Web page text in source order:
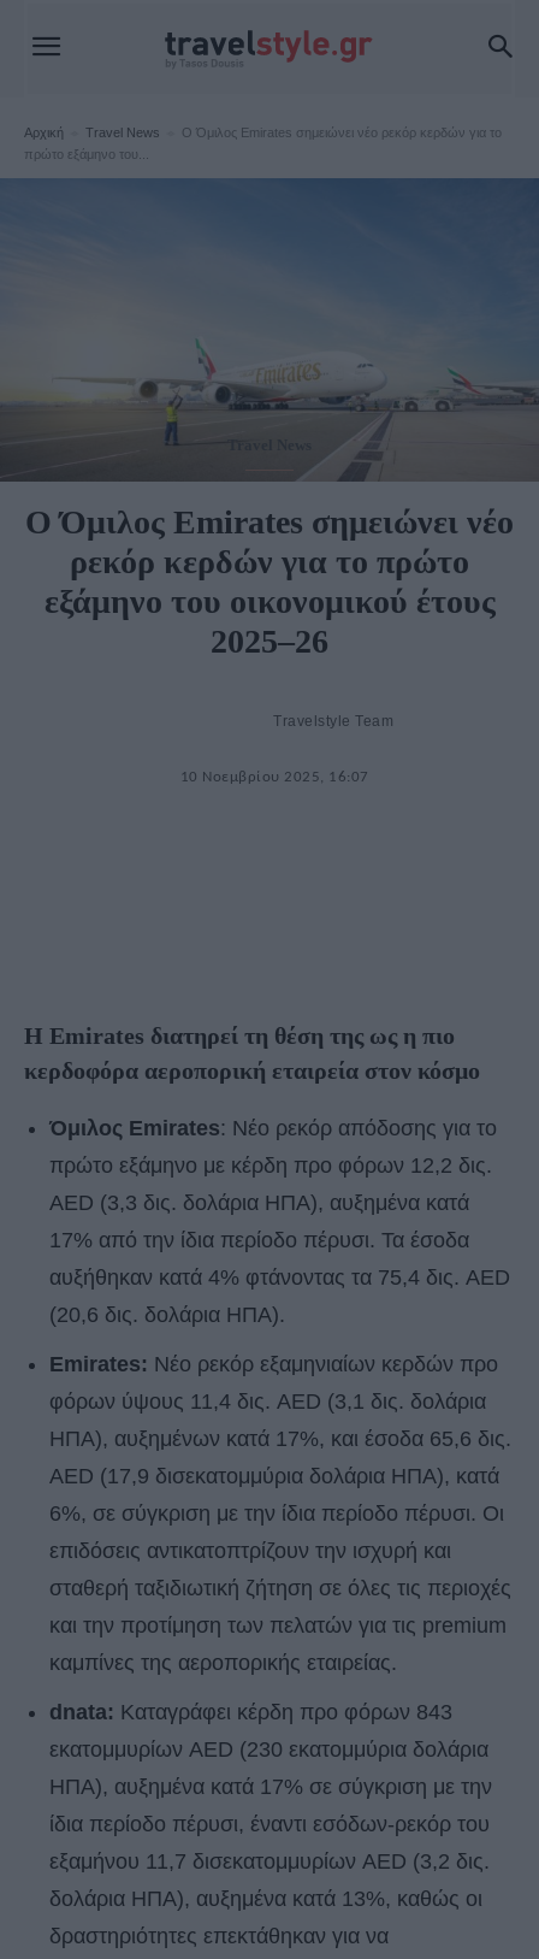
Αρχική Travel News
Ο Όμιλος Emirates σημειώνει νέο ρεκόρ κερδών για το
πρώτο εξάμηνο του...
Ο Όμιλος Emirates σημειώνει νέο
ρεκόρ κερδών για το πρώτο
εξάμηνο του οικονομικού έτους
2025–26
Travelstyle Team
10 Νοεμβρίου 2025, 16:07
Η Emirates διατηρεί τη θέση της ως η πιο
κερδοφόρα αεροπορική εταιρεία στον κόσμο
Όμιλος Emirates: Νέο ρεκόρ απόδοσης για το
πρώτο εξάμηνο με κέρδη προ φόρων 12,2 δις.
AED (3,3 δις. δολάρια ΗΠΑ), αυξημένα κατά
17% από την ίδια περίοδο πέρυσι. Τα έσοδα
αυξήθηκαν κατά 4% φτάνοντας τα 75,4 δις. AED
(20,6 δις. δολάρια ΗΠΑ).
Emirates: Νέο ρεκόρ εξαμηνιαίων κερδών προ
φόρων ύψους 11,4 δις. AED (3,1 δις. δολάρια
ΗΠΑ), αυξημένων κατά 17%, και έσοδα 65,6 δις.
AED (17,9 δισεκατομμύρια δολάρια ΗΠΑ), κατά
6%, σε σύγκριση με την ίδια περίοδο πέρυσι. Οι
επιδόσεις αντικατοπτρίζουν την ισχυρή και
σταθερή ταξιδιωτική ζήτηση σε όλες τις περιοχές
και την προτίμηση των πελατών για τις premium
καμπίνες της αεροπορικής εταιρείας.
dnata: Καταγράφει κέρδη προ φόρων 843
εκατομμυρίων AED (230 εκατομμύρια δολάρια
ΗΠΑ), αυξημένα κατά 17% σε σύγκριση με την
ίδια περίοδο πέρυσι, έναντι εσόδων-ρεκόρ του
εξαμήνου 11,7 δισεκατομμυρίων AED (3,2 δις.
δολάρια ΗΠΑ), αυξημένα κατά 13%, καθώς οι
δραστηριότητες επεκτάθηκαν για να